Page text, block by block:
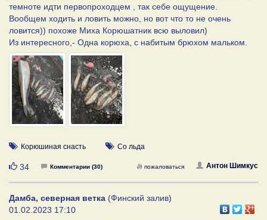
темноте идти первопроходцем , так себе ощущение.
Вообщем ходить и ловить можно, но вот что то не очень
ловится)) похоже Миха Корюшатник всю выловил)
Из интересного,- Одна корюха, с набитым брюхом мальком.
Корюшиная снасть Со льда
Нравится
34 Комментарии (30) Антон Шимкус
пожаловаться
Дамба, северная ветка (Финский залив)
01.02.2023 17:10